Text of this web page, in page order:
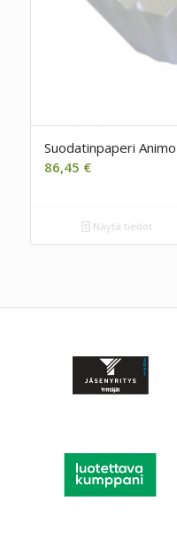
Suodatinpaperi
86,45 €
Näytä tiedot